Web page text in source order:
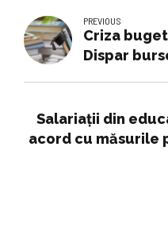
PREVIOUS
Criza
Dispar
Salariații din
acord cu măsurile